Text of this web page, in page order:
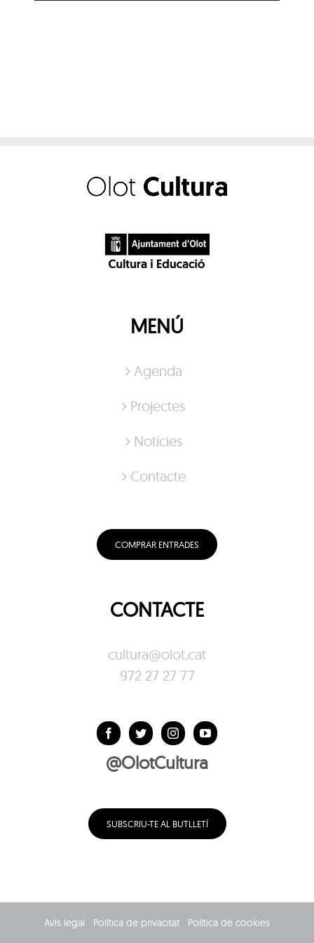
MENÚ
Agenda
Projectes
Notícies
Contacte
COMPRAR ENTRADES
CONTACTE
cultura@olot.cat
972 27 27 77
@OlotCultura
SUBSCRIU-TE AL BUTLLETÍ
Avís legal Política de privacitat Política de cookies